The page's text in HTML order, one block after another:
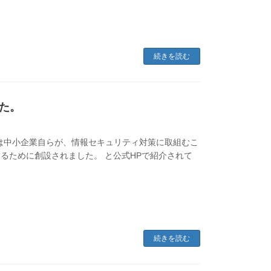
続きを読む
。
小企業自らが、情報セキュリティ対策に取組むこ
ために創設されました。 と公式HPで紹介されて
続きを読む